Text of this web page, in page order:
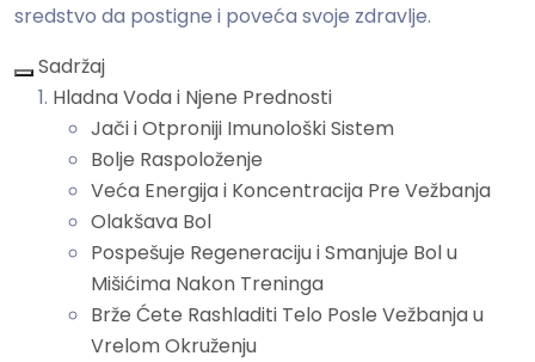
sredstvo da postigne i poveća svoje zdravlje.
Sadržaj
Hladna Voda i Njene Prednosti
Jači i Otproniji Imunološki Sistem
Bolje Raspoloženje
Veća Energija i Koncentracija Pre Vežbanja
Olakšava Bol
Pospešuje Regeneraciju i Smanjuje Bol u
Mišićima Nakon Treninga
Brže Ćete Rashladiti Telo Posle Vežbanja u
Vrelom Okruženju